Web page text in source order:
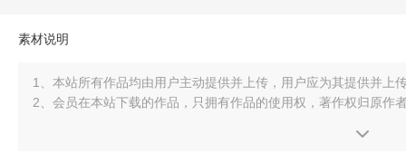
素材说明
1、本站所有作品均由用户主动提供并上传，用户应为其提供并上
2、会员在本站下载的作品，只拥有作品的使用权，著作权归原作